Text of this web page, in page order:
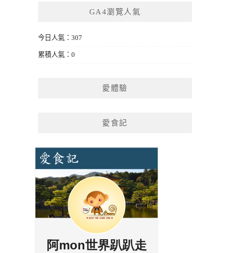
GA4瀏覽人氣
今日人氣：307
累積人氣：0
愛體驗
愛食記